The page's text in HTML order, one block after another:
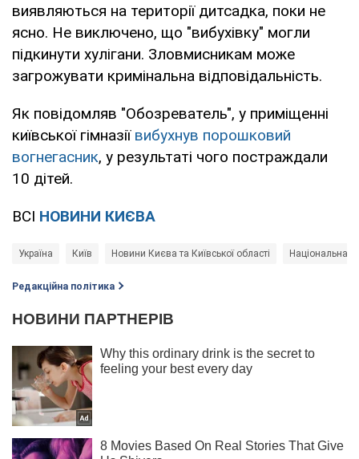
виявляються на території дитсадка, поки не
ясно. Не виключено, що "вибухівку" могли
підкинути хулігани. Зловмисникам може
загрожувати кримінальна відповідальність.
Як повідомляв "Обозреватель", у приміщенні
київської гімназії вибухнув порошковий
вогнегасник, у результаті чого постраждали
10 дітей.
ВСІ НОВИНИ КИЄВА
Україна Київ Новини Києва та Київської області Національна
Редакційна політика